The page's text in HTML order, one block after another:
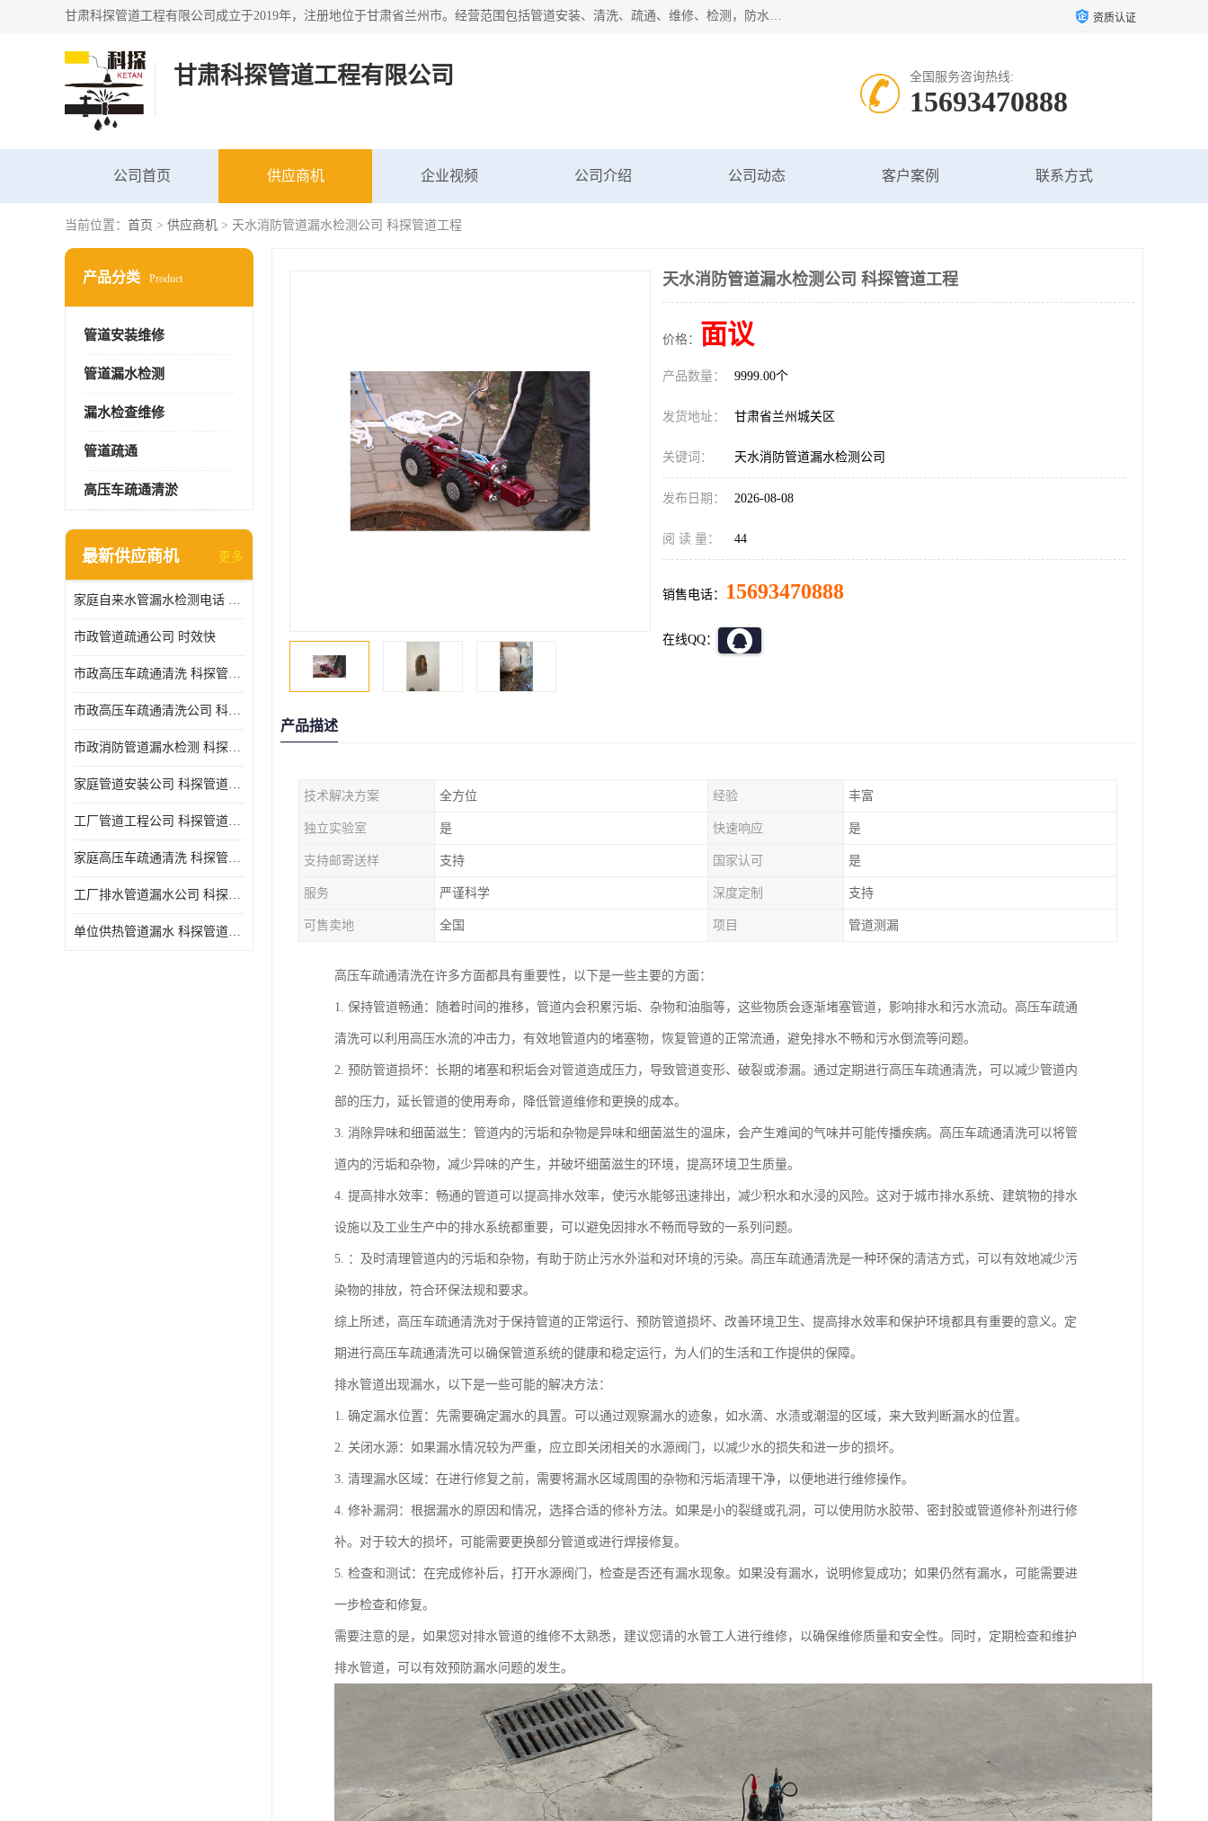
甘肃科探管道工程有限公司成立于2019年，注册地位于甘肃省兰州市。经营范围包括管道安装、清洗、疏通、维修、检测，防水工程，工程钻孔，化粪池清理，暖气安装，给排水管道安装维修，室内外管道如消防、供水、供热管道漏水检测定位，室内外防水堵漏等。 资质认证
甘肃科探管道工程有限公司 全国服务咨询热线:
15693470888
公司首页 供应商机 企业视频 公司介绍 公司动态 客户案例 联系方式
当前位置： 首页 > 供应商机 > 天水消防管道漏水检测公司 科探管道工程
产品分类 Product
管道安装维修
管道漏水检测
漏水检查维修
管道疏通
高压车疏通清淤
最新供应商机 更多
家庭自来水管漏水检测电话 服务周到
市政管道疏通公司 时效快
市政高压车疏通清洗 科探管道工程 设备齐
市政高压车疏通清洗公司 科探管道工程 经验丰富
市政消防管道漏水检测 科探管道工程 快速上门
家庭管道安装公司 科探管道工程 团队服务
工厂管道工程公司 科探管道工程 时效快
家庭高压车疏通清洗 科探管道工程 服务周到
工厂排水管道漏水公司 科探管道工程 快速上门
单位供热管道漏水 科探管道工程 设备齐
天水消防管道漏水检测公司 科探管道工程
价格： 面议
产品数量： 9999.00个
发货地址： 甘肃省兰州城关区
关键词： 天水消防管道漏水检测公司
发布日期： 2026-08-08
阅 读 量： 44
销售电话： 15693470888
在线QQ：
产品描述
技术解决方案 全方位 经验 丰富
独立实验室 是 快速响应 是
支持邮寄送样 支持 国家认可 是
服务 严谨科学 深度定制 支持
可售卖地 全国 项目 管道测漏
高压车疏通清洗在许多方面都具有重要性，以下是一些主要的方面：
1. 保持管道畅通：随着时间的推移，管道内会积累污垢、杂物和油脂等，这些物质会逐渐堵塞管道，影响排水和污水流动。高压车疏通
清洗可以利用高压水流的冲击力，有效地管道内的堵塞物，恢复管道的正常流通，避免排水不畅和污水倒流等问题。
2. 预防管道损坏：长期的堵塞和积垢会对管道造成压力，导致管道变形、破裂或渗漏。通过定期进行高压车疏通清洗，可以减少管道内
部的压力，延长管道的使用寿命，降低管道维修和更换的成本。
3. 消除异味和细菌滋生：管道内的污垢和杂物是异味和细菌滋生的温床，会产生难闻的气味并可能传播疾病。高压车疏通清洗可以将管
道内的污垢和杂物，减少异味的产生，并破坏细菌滋生的环境，提高环境卫生质量。
4. 提高排水效率：畅通的管道可以提高排水效率，使污水能够迅速排出，减少积水和水浸的风险。这对于城市排水系统、建筑物的排水
设施以及工业生产中的排水系统都重要，可以避免因排水不畅而导致的一系列问题。
5. ：及时清理管道内的污垢和杂物，有助于防止污水外溢和对环境的污染。高压车疏通清洗是一种环保的清洁方式，可以有效地减少污
染物的排放，符合环保法规和要求。
综上所述，高压车疏通清洗对于保持管道的正常运行、预防管道损坏、改善环境卫生、提高排水效率和保护环境都具有重要的意义。定
期进行高压车疏通清洗可以确保管道系统的健康和稳定运行，为人们的生活和工作提供的保障。
排水管道出现漏水，以下是一些可能的解决方法：
1. 确定漏水位置：先需要确定漏水的具置。可以通过观察漏水的迹象，如水滴、水渍或潮湿的区域，来大致判断漏水的位置。
2. 关闭水源：如果漏水情况较为严重，应立即关闭相关的水源阀门，以减少水的损失和进一步的损坏。
3. 清理漏水区域：在进行修复之前，需要将漏水区域周围的杂物和污垢清理干净，以便地进行维修操作。
4. 修补漏洞：根据漏水的原因和情况，选择合适的修补方法。如果是小的裂缝或孔洞，可以使用防水胶带、密封胶或管道修补剂进行修
补。对于较大的损坏，可能需要更换部分管道或进行焊接修复。
5. 检查和测试：在完成修补后，打开水源阀门，检查是否还有漏水现象。如果没有漏水，说明修复成功；如果仍然有漏水，可能需要进
一步检查和修复。
需要注意的是，如果您对排水管道的维修不太熟悉，建议您请的水管工人进行维修，以确保维修质量和安全性。同时，定期检查和维护
排水管道，可以有效预防漏水问题的发生。